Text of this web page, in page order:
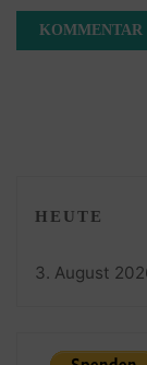
HEUTE
3. August